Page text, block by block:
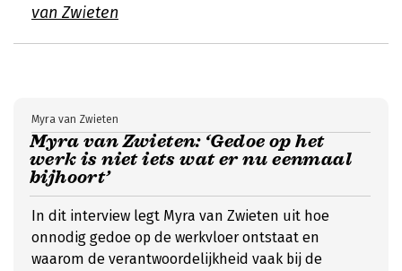
van Zwieten
Myra van Zwieten: ‘Gedoe op het
werk is niet iets wat er nu eenmaal
bijhoort’
Myra van Zwieten
In dit interview legt Myra van Zwieten uit hoe
onnodig gedoe op de werkvloer ontstaat en
waarom de verantwoordelijkheid vaak bij de